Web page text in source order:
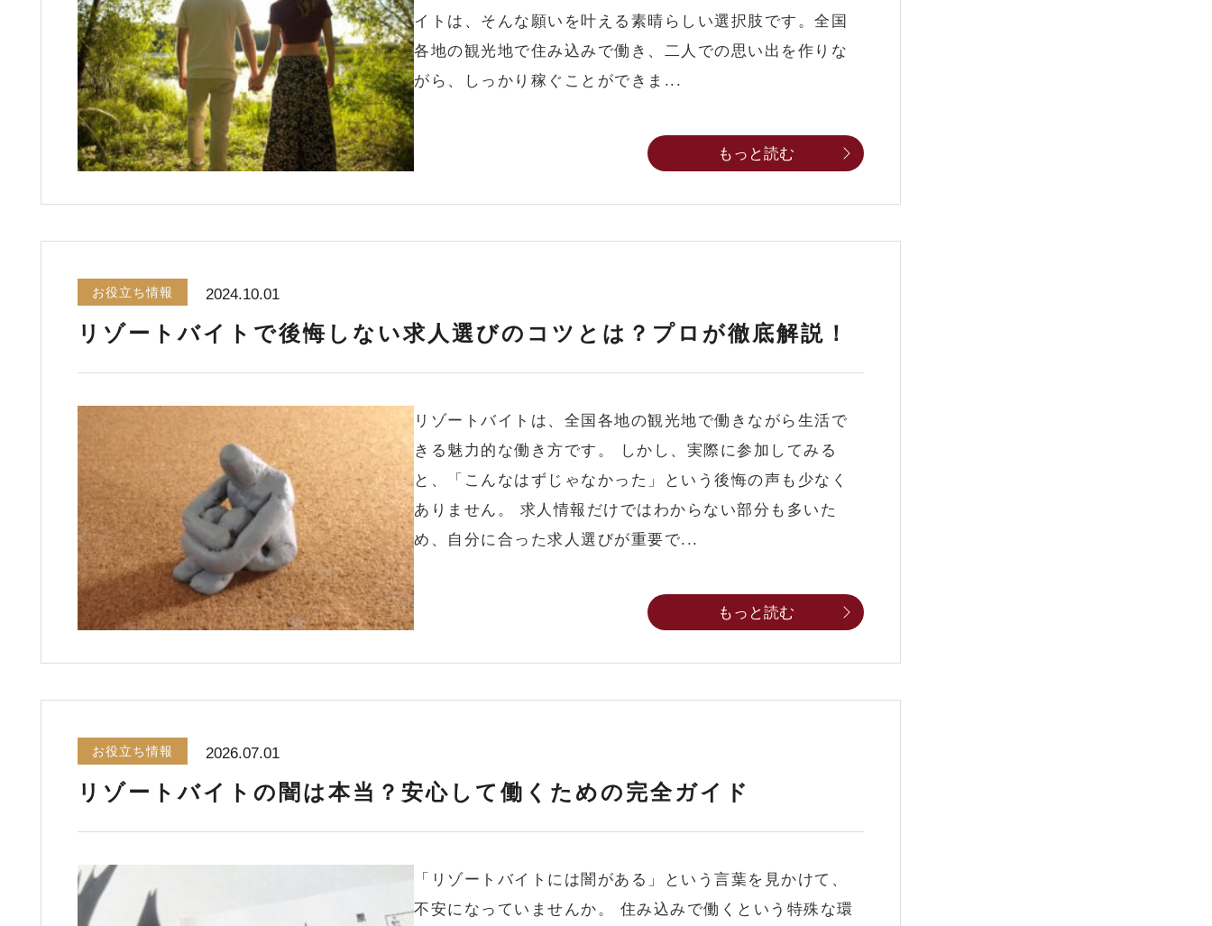
イトは、そんな願いを叶える素晴らしい選択肢です。全国
各地の観光地で住み込みで働き、二人での思い出を作りな
がら、しっかり稼ぐことができま...
もっと読む
お役立ち情報 2024.10.01
リゾートバイトで後悔しない求人選びのコツとは？プロが徹底解説！
リゾートバイトは、全国各地の観光地で働きながら生活で
きる魅力的な働き方です。 しかし、実際に参加してみる
と、「こんなはずじゃなかった」という後悔の声も少なく
ありません。 求人情報だけではわからない部分も多いた
め、自分に合った求人選びが重要で...
もっと読む
お役立ち情報 2026.07.01
リゾートバイトの闇は本当？安心して働くための完全ガイド
「リゾートバイトには闇がある」という言葉を見かけて、
不安になっていませんか。 住み込みで働くという特殊な環